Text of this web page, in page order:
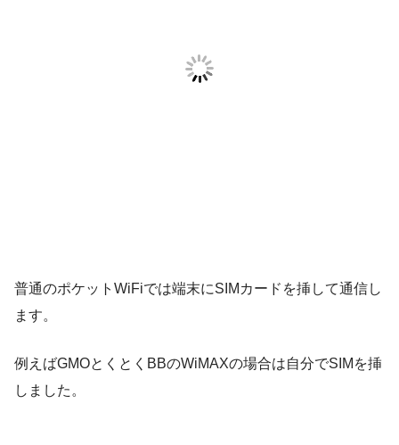
普通のポケットWiFiでは端末にSIMカードを挿して通信し
ます。
例えばGMOとくとくBBのWiMAXの場合は自分でSIMを挿
しました。